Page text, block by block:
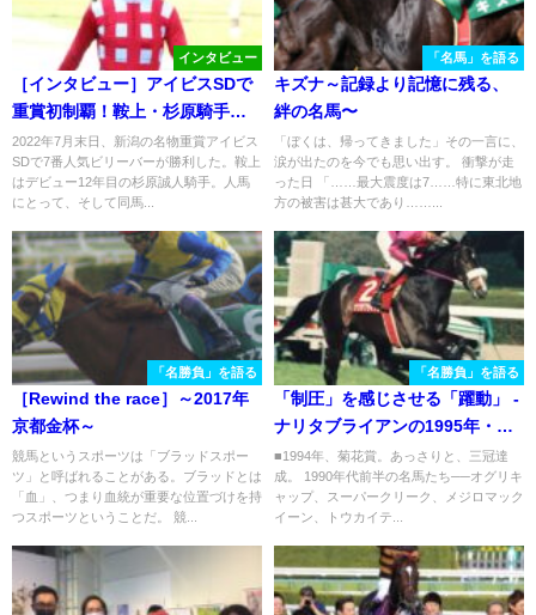
インタビュー
［インタビュー］アイビスSDで
重賞初制覇！鞍上・杉原騎手の
語る、ビリーバーやミルファー
ムへの想い。
2022年7月末日、新潟の名物重賞アイビス
SDで7番人気ビリーバーが勝利した。鞍上
はデビュー12年目の杉原誠人騎手。人馬
にとって、そして同馬...
「名馬」を語る
キズナ～記録より記憶に残る、
絆の名馬〜
「ぼくは、帰ってきました」その一言に、
涙が出たのを今でも思い出す。 衝撃が走
った日 「……最大震度は7……特に東北地
方の被害は甚大であり……...
「名勝負」を語る
［Rewind the race］～2017年
京都金杯～
競馬というスポーツは「ブラッドスポー
ツ」と呼ばれることがある。ブラッドとは
「血」、つまり血統が重要な位置づけを持
つスポーツということだ。 競...
「名勝負」を語る
「制圧」を感じさせる「躍動」 -
ナリタブライアンの1995年・阪
神大賞典
■1994年、菊花賞。あっさりと、三冠達
成。 1990年代前半の名馬たち──オグリキ
ャップ、スーパークリーク、メジロマック
イーン、トウカイテ...